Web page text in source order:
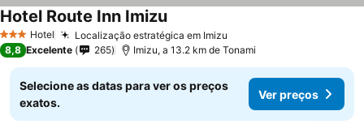
3 EstrelasHotel Localização estratégica em Imizu
Hotel Route Inn ImizuVer preços
8,8 Excelente 265 Imizu, a 13.2 km de Tonami
Selecione as datas para ver os preços
exatos.
Ver preços